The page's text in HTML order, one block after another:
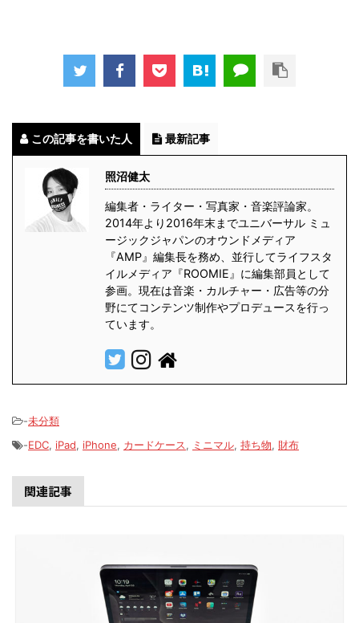
この記事を書いた人 最新記事
照沼健太
編集者・ライター・写真家・音楽評論家。
2014年より2016年末までユニバーサル ミュ
ージックジャパンのオウンドメディア
『AMP』編集長を務め、並行してライフスタ
イルメディア『ROOMIE』に編集部員として
参画。現在は音楽・カルチャー・広告等の分
野にてコンテンツ制作やプロデュースを行っ
ています。
-未分類
-EDC, iPad, iPhone, カードケース, ミニマル, 持ち物, 財布
関連記事